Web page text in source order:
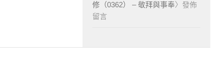
修（0362） – 敬拜與事奉〉發佈
留言